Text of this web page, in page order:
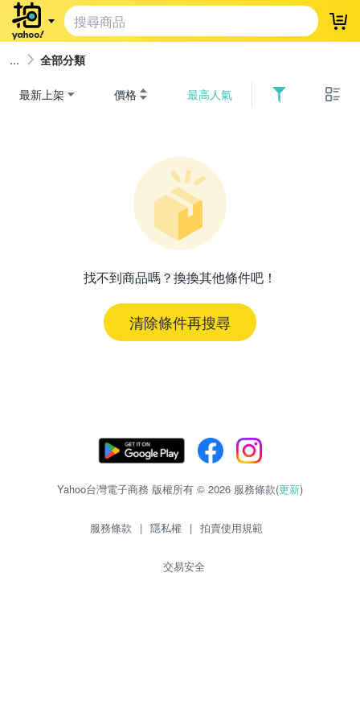
登
全部分類
最新上架 價格 最高人氣
找不到商品嗎？換換其他條件吧！
清除條件再搜尋
Yahoo台灣電子商務 版權所有 © 2026 服務條款(更新)
服務條款 | 隱私權 | 拍賣使用規範
交易安全